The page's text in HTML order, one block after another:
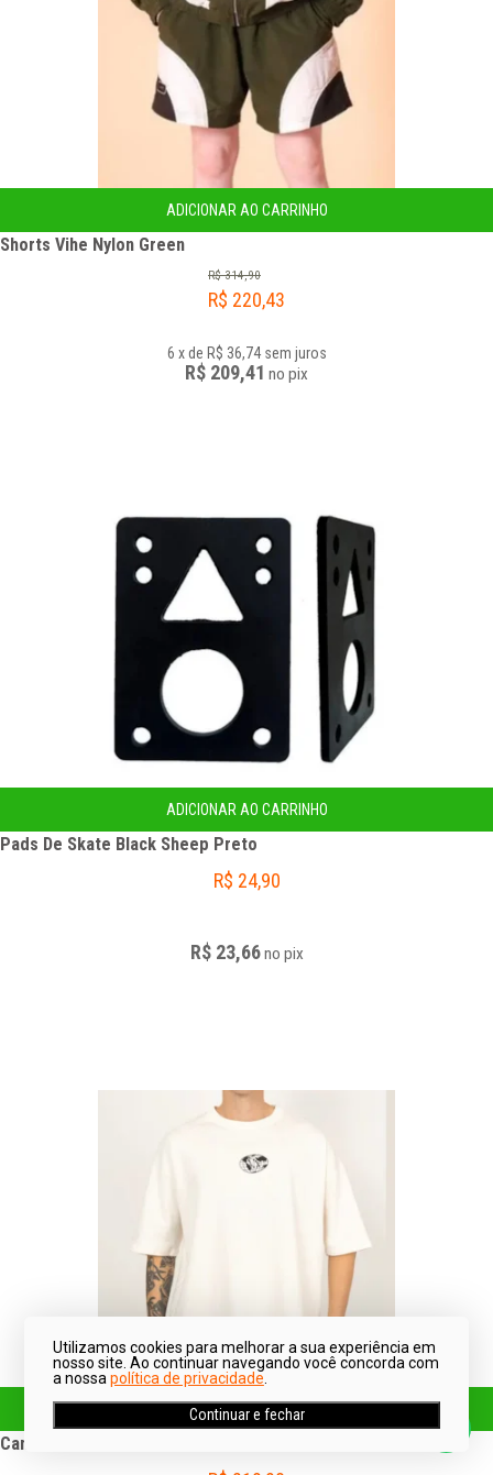
ADICIONAR AO CARRINHO
Shorts Vihe Nylon Green
R$ 314,90
R$ 220,43
6 x de R$ 36,74 sem juros
R$ 209,41 no pix
ADICIONAR AO CARRINHO
Pads De Skate Black Sheep Preto
R$ 24,90
R$ 23,66no pix
ADICIONAR AO CARRINHO
Camiseta Rvca World Wide Off White
Utilizamos cookies para melhorar a sua experiência em
nosso site. Ao continuar navegando você concorda com
a nossa política de privacidade
Continuar e fechar